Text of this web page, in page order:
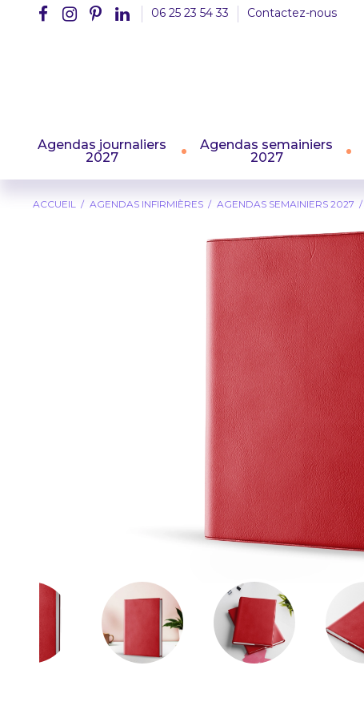
06 25 23 54 33 Contactez-nous
Agendas journaliers
2027
Agendas semainiers
2027
ACCUEIL AGENDAS INFIRMIÈRES AGENDAS SEMAINIERS 2027